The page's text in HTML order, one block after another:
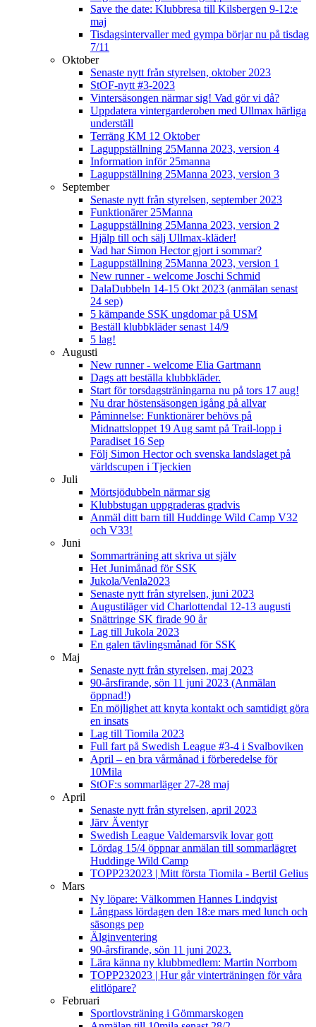
Save the date: Klubbresa till Kilsbergen 9-12:e
maj
Tisdagsintervaller med gympa börjar nu på tisdag
7/11
Oktober
Senaste nytt från styrelsen, oktober 2023
StOF-nytt #3-2023
Vintersäsongen närmar sig! Vad gör vi då?
Uppdatera vintergarderoben med Ullmax härliga
underställ
Terräng KM 12 Oktober
Laguppställning 25Manna 2023, version 4
Information inför 25manna
Laguppställning 25Manna 2023, version 3
September
Senaste nytt från styrelsen, september 2023
Funktionärer 25Manna
Laguppställning 25Manna 2023, version 2
Hjälp till och sälj Ullmax-kläder!
Vad har Simon Hector gjort i sommar?
Laguppställning 25Manna 2023, version 1
New runner - welcome Joschi Schmid
DalaDubbeln 14-15 Okt 2023 (anmälan senast
24 sep)
5 kämpande SSK ungdomar på USM
Beställ klubbkläder senast 14/9
5 lag!
Augusti
New runner - welcome Elia Gartmann
Dags att beställa klubbkläder.
Start för torsdagsträningarna nu på tors 17 aug!
Nu drar höstensäsongen igång på allvar
Påminnelse: Funktionärer behövs på
Midnattsloppet 19 Aug samt på Trail-lopp i
Paradiset 16 Sep
Följ Simon Hector och svenska landslaget på
världscupen i Tjeckien
Juli
Mörtsjödubbeln närmar sig
Klubbstugan uppgraderas gradvis
Anmäl ditt barn till Huddinge Wild Camp V32
och V33!
Juni
Sommarträning att skriva ut själv
Het Junimånad för SSK
Jukola/Venla2023
Senaste nytt från styrelsen, juni 2023
Augustiläger vid Charlottendal 12-13 augusti
Snättringe SK firade 90 år
Lag till Jukola 2023
En galen tävlingsmånad för SSK
Maj
Senaste nytt från styrelsen, maj 2023
90-årsfirande, sön 11 juni 2023 (Anmälan
öppnad!)
En möjlighet att knyta kontakt och samtidigt göra
en insats
Lag till Tiomila 2023
Full fart på Swedish League #3-4 i Svalboviken
April – en bra vårmånad i förberedelse för
10Mila
StOF:s sommarläger 27-28 maj
April
Senaste nytt från styrelsen, april 2023
Järv Äventyr
Swedish League Valdemarsvik lovar gott
Lördag 15/4 öppnar anmälan till sommarlägret
Huddinge Wild Camp
TOPP232023 | Mitt första Tiomila - Bertil Gelius
Mars
Ny löpare: Välkommen Hannes Lindqvist
Långpass lördagen den 18:e mars med lunch och
säsongs pep
Älginventering
90-årsfirande, sön 11 juni 2023.
Lära känna ny klubbmedlem: Martin Norrbom
TOPP232023 | Hur går vinterträningen för våra
elitlöpare?
Februari
Sportlovsträning i Gömmarskogen